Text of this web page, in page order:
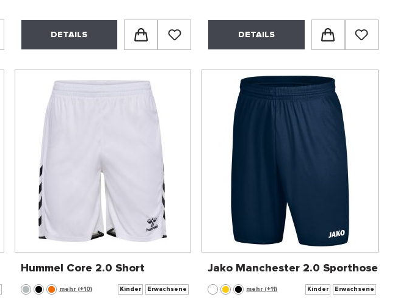
DETAILS DETAILS
Hummel Core 2.0 Short
mehr (+10) Kinder Erwachsene
Jako Manchester 2.0 Sporthose
mehr (+11) Kinder Erwachsene